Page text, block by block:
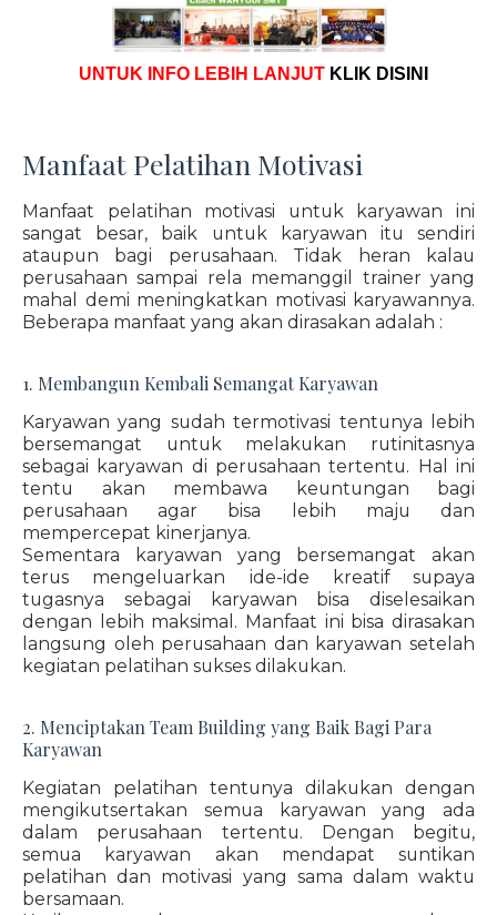
UNTUK INFO LEBIH LANJUT KLIK DISINI
Manfaat Pelatihan Motivasi
Manfaat pelatihan motivasi untuk karyawan ini
sangat besar, baik untuk karyawan itu sendiri
ataupun bagi perusahaan. Tidak heran kalau
perusahaan sampai rela memanggil trainer yang
mahal demi meningkatkan motivasi karyawannya.
Beberapa manfaat yang akan dirasakan adalah :
1. Membangun Kembali Semangat Karyawan
Karyawan yang sudah termotivasi tentunya lebih
bersemangat untuk melakukan rutinitasnya
sebagai karyawan di perusahaan tertentu. Hal ini
tentu akan membawa keuntungan bagi
perusahaan agar bisa lebih maju dan
mempercepat kinerjanya.
Sementara karyawan yang bersemangat akan
terus mengeluarkan ide-ide kreatif supaya
tugasnya sebagai karyawan bisa diselesaikan
dengan lebih maksimal. Manfaat ini bisa dirasakan
langsung oleh perusahaan dan karyawan setelah
kegiatan pelatihan sukses dilakukan.
2. Menciptakan Team Building yang Baik Bagi Para
Karyawan
Kegiatan pelatihan tentunya dilakukan dengan
mengikutsertakan semua karyawan yang ada
dalam perusahaan tertentu. Dengan begitu,
semua karyawan akan mendapat suntikan
pelatihan dan motivasi yang sama dalam waktu
bersamaan.